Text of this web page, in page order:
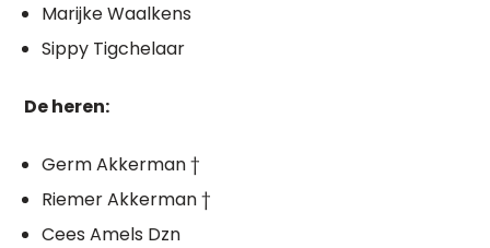
Marijke Waalkens
Sippy Tigchelaar
De heren:
Germ Akkerman †
Riemer Akkerman †
Cees Amels Dzn